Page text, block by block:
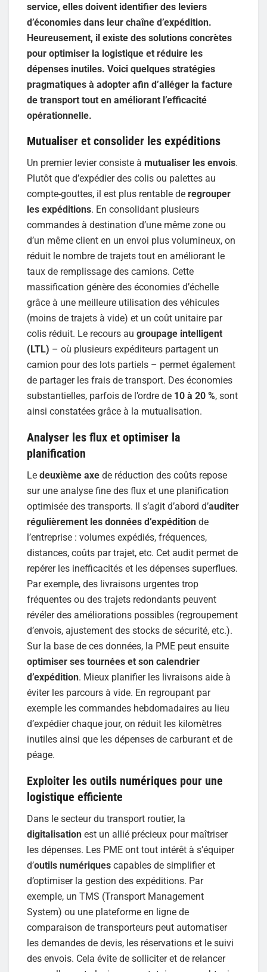
service, elles doivent identifier des leviers
d’économies dans leur chaîne d’expédition.
Heureusement, il existe des solutions concrètes
pour optimiser la logistique et réduire les
dépenses inutiles. Voici quelques stratégies
pragmatiques à adopter afin d’alléger la facture
de transport tout en améliorant l’efficacité
opérationnelle.
Mutualiser et consolider les expéditions
Un premier levier consiste à mutualiser les envois.
Plutôt que d’expédier des colis ou palettes au
compte-gouttes, il est plus rentable de regrouper
les expéditions. En consolidant plusieurs
commandes à destination d’une même zone ou
d’un même client en un envoi plus volumineux, on
réduit le nombre de trajets tout en améliorant le
taux de remplissage des camions. Cette
massification génère des économies d’échelle
grâce à une meilleure utilisation des véhicules
(moins de trajets à vide) et un coût unitaire par
colis réduit. Le recours au groupage intelligent
(LTL) – où plusieurs expéditeurs partagent un
camion pour des lots partiels – permet également
de partager les frais de transport. Des économies
substantielles, parfois de l’ordre de 10 à 20 %, sont
ainsi constatées grâce à la mutualisation.
Analyser les flux et optimiser la
planification
Le deuxième axe de réduction des coûts repose
sur une analyse fine des flux et une planification
optimisée des transports. Il s’agit d’abord d’auditer
régulièrement les données d’expédition de
l’entreprise : volumes expédiés, fréquences,
distances, coûts par trajet, etc. Cet audit permet de
repérer les inefficacités et les dépenses superflues.
Par exemple, des livraisons urgentes trop
fréquentes ou des trajets redondants peuvent
révéler des améliorations possibles (regroupement
d’envois, ajustement des stocks de sécurité, etc.).
Sur la base de ces données, la PME peut ensuite
optimiser ses tournées et son calendrier
d’expédition. Mieux planifier les livraisons aide à
éviter les parcours à vide. En regroupant par
exemple les commandes hebdomadaires au lieu
d’expédier chaque jour, on réduit les kilomètres
inutiles ainsi que les dépenses de carburant et de
péage.
Exploiter les outils numériques pour une
logistique efficiente
Dans le secteur du transport routier, la
digitalisation est un allié précieux pour maîtriser
les dépenses. Les PME ont tout intérêt à s’équiper
d’outils numériques capables de simplifier et
d’optimiser la gestion des expéditions. Par
exemple, un TMS (Transport Management
System) ou une plateforme en ligne de
comparaison de transporteurs peut automatiser
les demandes de devis, les réservations et le suivi
des envois. Cela évite de solliciter et de relancer